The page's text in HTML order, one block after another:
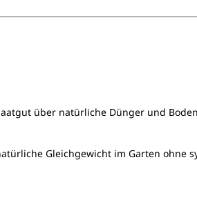
über natürliche Dünger und
Gleichgewicht im Garten ohne